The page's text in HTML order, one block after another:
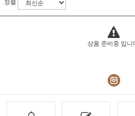
상품 준비중 입니